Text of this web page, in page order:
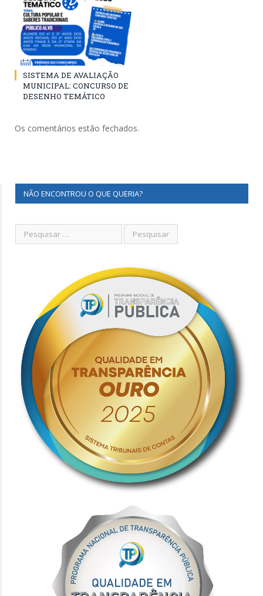
SISTEMA DE AVALIAÇÃO
MUNICIPAL: CONCURSO DE
DESENHO TEMÁTICO
Os comentários estão fechados.
NÃO ENCONTROU O QUE QUERIA?